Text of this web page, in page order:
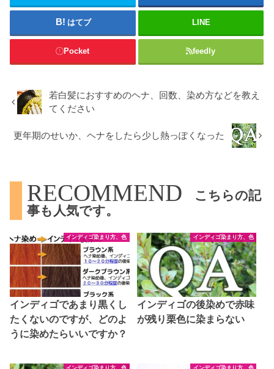
はてブ LINE
Pocket feedly
若白髪におすすめのヘナ、回数、染め方などを教え
てください
更年期のせいか、ヘナをしたら少し熱っぽくなった
RECOMMEND
こちらの記
事も人気です。
インディゴ染まり方、色
インディゴであまり黒くし
たくないのですが、どのよ
うに染めたらいいですか？
インディゴ染まり方、色
インディゴの後染めで赤味
が残り栗色に染まらない
インディゴ染まり方、色 インディゴ染まり方、色